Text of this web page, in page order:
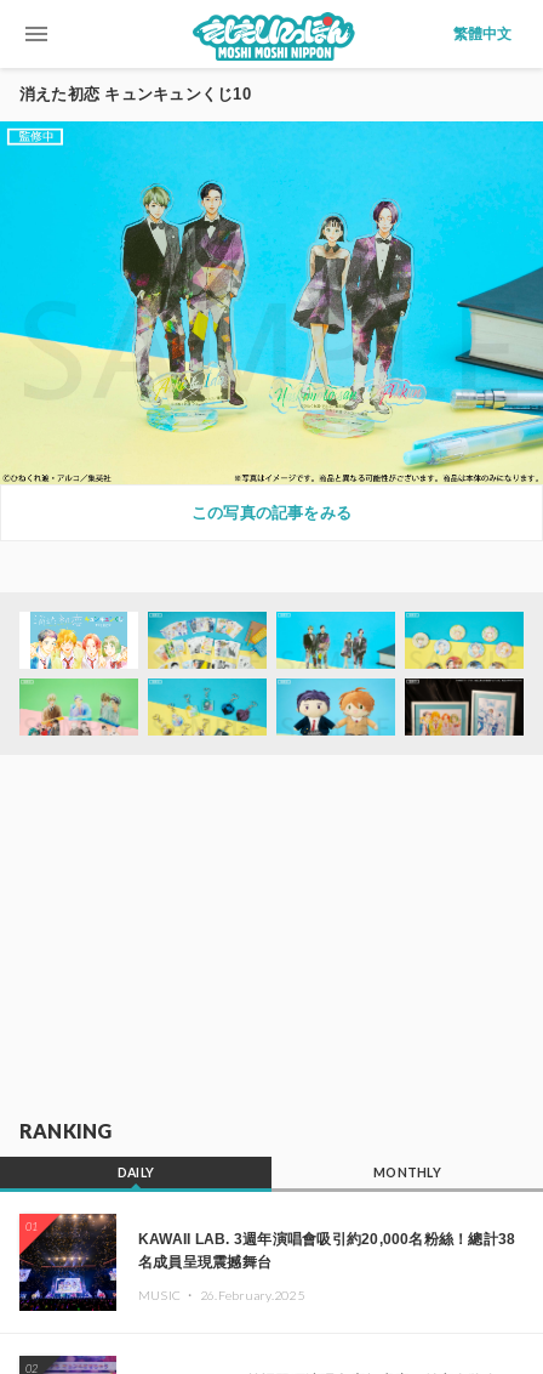
menu 繁體中文
消えた初恋 キュンキュンくじ10
この写真の記事をみる
RANKING
DAILY MONTHLY
01
KAWAII LAB. 3週年演唱會吸引約20,000名粉絲！總計38
名成員呈現震撼舞台
MUSIC ・ 26.February.2025
02